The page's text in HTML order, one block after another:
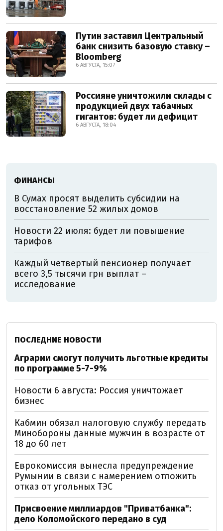
Путин заставил Центральный
банк снизить базовую ставку –
Bloomberg
6 АВГУСТА, 15:07
Россияне уничтожили склады с
продукцией двух табачных
гигантов: будет ли дефицит
6 АВГУСТА, 18:04
ФИНАНСЫ
В Сумах просят выделить субсидии на
восстановление 52 жилых домов
Новости 22 июля: будет ли повышение
тарифов
Каждый четвертый пенсионер получает
всего 3,5 тысячи грн выплат –
исследование
ПОСЛЕДНИЕ НОВОСТИ
Аграрии смогут получить льготные кредиты
по программе 5-7-9%
Новости 6 августа: Россия уничтожает
бизнес
Кабмин обязал налоговую службу передать
Минобороны данные мужчин в возрасте от
18 до 60 лет
Еврокомиссия вынесла предупреждение
Румынии в связи с намерением отложить
отказ от угольных ТЭС
Присвоение миллиардов "Приватбанка":
дело Коломойского передано в суд